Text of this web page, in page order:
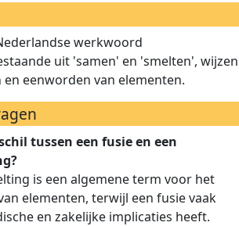
werkwoord
uit 'samen' en 'smelten', wijzen
eenworden van elementen.
tussen een fusie en een
is een algemene term voor het
elementen, terwijl een fusie vaak
en zakelijke implicaties heeft.